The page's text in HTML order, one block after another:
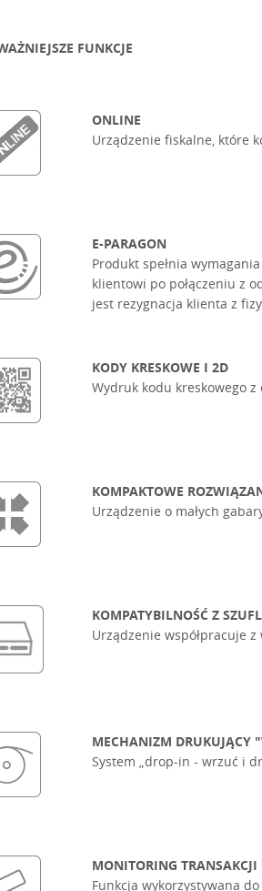
FUNKCJE
ONLINE
Urządzenie fiskalne, które
E-PARAGON
Produkt spełnia
klientowi po połączeniu z
jest rezygnacja klienta z
KODY KRESKOWE I 2D
Wydruk kodu kreskowego
KOMPAKTOWE
Urządzenie o małych
KOMPATYBILNOŚĆ Z
Urządzenie współpracuje
MECHANIZM DRUKUJĄCY
System „drop-in - wrzuć i
MONITORING TRANSAKCJI
Funkcja wykorzystywana